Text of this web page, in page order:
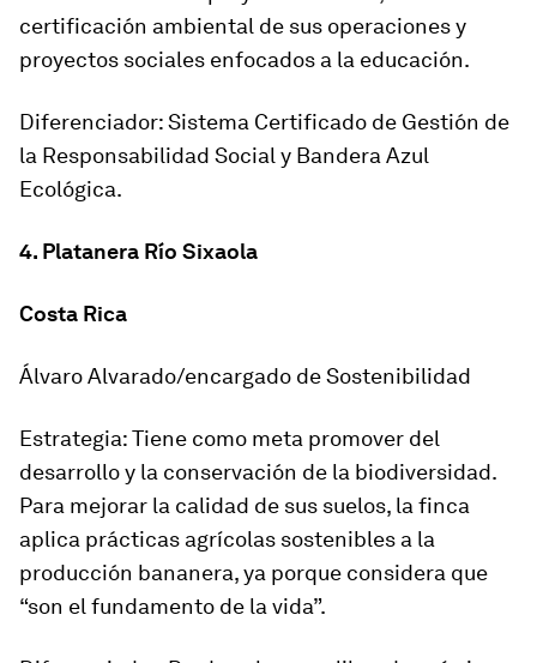
certificación ambiental de sus operaciones y
proyectos sociales enfocados a la educación.
Diferenciador: Sistema Certificado de Gestión de
la Responsabilidad Social y Bandera Azul
Ecológica.
4. Platanera Río Sixaola
Costa Rica
Álvaro Alvarado/encargado de Sostenibilidad
Estrategia: Tiene como meta promover del
desarrollo y la conservación de la biodiversidad.
Para mejorar la calidad de sus suelos, la finca
aplica prácticas agrícolas sostenibles a la
producción bananera, ya porque considera que
“son el fundamento de la vida”.